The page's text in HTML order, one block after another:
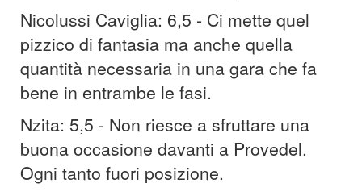
Nicolussi Caviglia: 6,5 - Ci mette quel
pizzico di fantasia ma anche quella
quantità necessaria in una gara che fa
bene in entrambe le fasi.
Nzita: 5,5 - Non riesce a sfruttare una
buona occasione davanti a Provedel.
Ogni tanto fuori posizione.